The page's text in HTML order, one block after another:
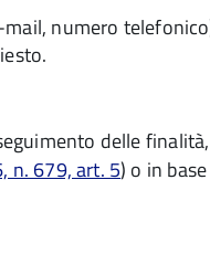
numero
delle
n. 679, art. 5) o in